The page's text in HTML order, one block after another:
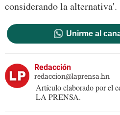
considerando la alternativa'.
Unirme al
Redacción
redaccion@laprensa.hn
Artículo elaborado por el
LA PRENSA.